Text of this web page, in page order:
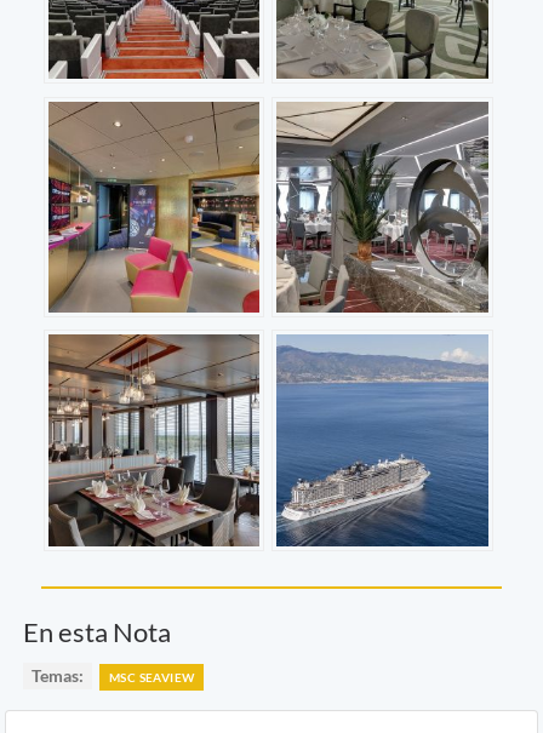
En esta Nota
Temas: MSC SEAVIEW